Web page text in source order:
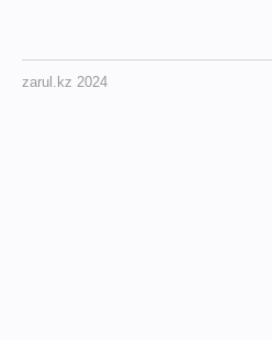
zarul.kz 2024